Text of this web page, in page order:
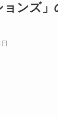
ョンズ